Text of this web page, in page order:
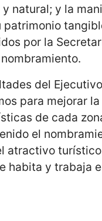
natural; y la
patrimonio
por la
del
para mejorar
de cada
el
atractivo
habita y trabaja